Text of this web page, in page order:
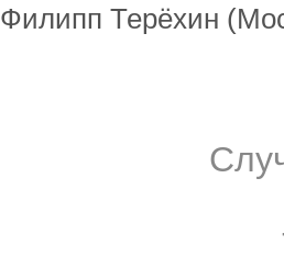
Филипп Терёхин